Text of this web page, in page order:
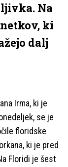
Na
ki
dalj
Irma, ki je
se je
floridske
ki je pred
Floridi je šest